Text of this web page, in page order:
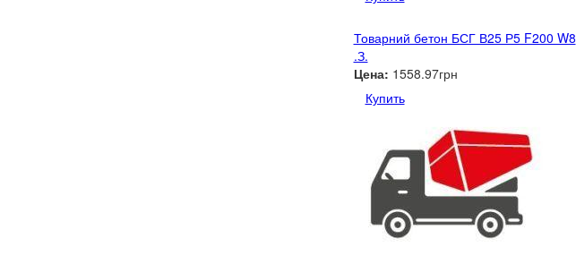
Товарний бетон БСГ В25 Р5 F200 W8
.З.
Цена: 1558.97грн
Купить